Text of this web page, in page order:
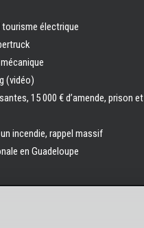
tourisme électrique
(vidéo)
15 000 € d’amende, prison et
incendie, rappel massif
en Guadeloupe